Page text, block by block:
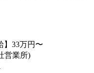
】33万円〜
営業所)